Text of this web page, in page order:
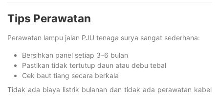
Tips Perawatan
Perawatan lampu jalan PJU tenaga surya sangat sederhana:
Bersihkan panel setiap 3–6 bulan
Pastikan tidak tertutup daun atau debu tebal
Cek baut tiang secara berkala
Tidak ada biaya listrik bulanan dan tidak ada perawatan kabel